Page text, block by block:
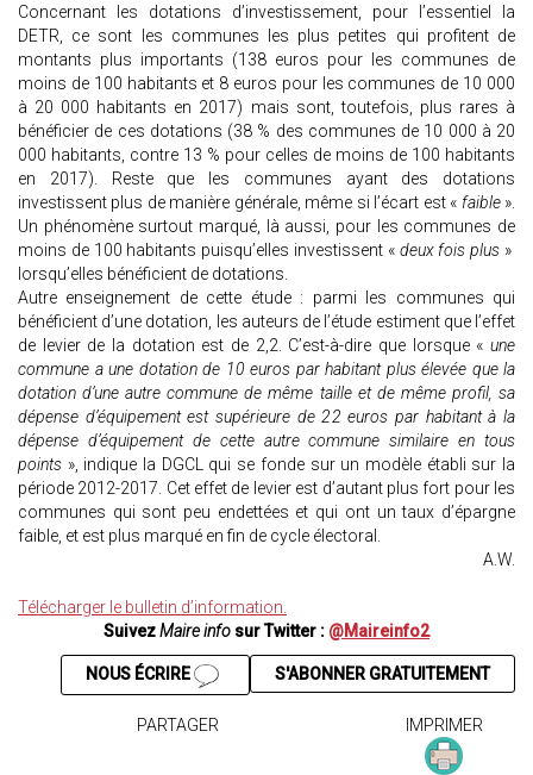
Concernant les dotations d’investissement, pour l’essentiel la
DETR, ce sont les communes les plus petites qui profitent de
montants plus importants (138 euros pour les communes de
moins de 100 habitants et 8 euros pour les communes de 10 000
à 20 000 habitants en 2017) mais sont, toutefois, plus rares à
bénéficier de ces dotations (38 % des communes de 10 000 à 20
000 habitants, contre 13 % pour celles de moins de 100 habitants
en 2017). Reste que les communes ayant des dotations
investissent plus de manière générale, même si l’écart est « faible».
Un phénomène surtout marqué, là aussi, pour les communes de
moins de 100 habitants puisqu’elles investissent « deux fois plus »
lorsqu’elles bénéficient de dotations.
Autre enseignement de cette étude : parmi les communes qui
bénéficient d’une dotation, les auteurs de l’étude estiment que l’effet
de levier de la dotation est de 2,2. C’est-à-dire que lorsque « une
commune a une dotation de 10 euros par habitant plus élevée que la
dotation d’une autre commune de même taille et de même profil, sa
dépense d’équipement est supérieure de 22 euros par habitant à la
dépense d’équipement de cette autre commune similaire en tous
points », indique la DGCL qui se fonde sur un modèle établi sur la
période 2012-2017. Cet effet de levier est d’autant plus fort pour les
communes qui sont peu endettées et qui ont un taux d’épargne
faible, et est plus marqué en fin de cycle électoral.
A.W.
Télécharger le bulletin d’information.
SuivezMaire info sur Twitter : @Maireinfo2
S'ABONNER GRATUITEMENT
NOUS ÉCRIRE
PARTAGER IMPRIMER